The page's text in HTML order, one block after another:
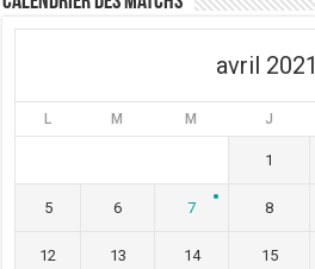
avril 2021
L M M J
1
5 6 7 8
12 13 14 15